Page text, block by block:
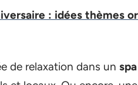
: idées thèmes
de relaxation dans un